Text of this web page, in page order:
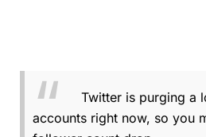
Twitter is purging a
accounts right now, so you